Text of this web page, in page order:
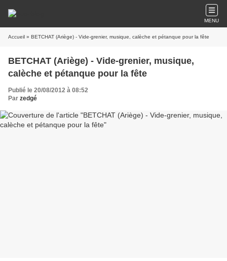
MENU
Accueil » BETCHAT (Ariège) - Vide-grenier, musique, calèche et pétanque pour la fête
BETCHAT (Ariège) - Vide-grenier, musique,
calèche et pétanque pour la fête
Publié le 20/08/2012 à 08:52
Par zedgé